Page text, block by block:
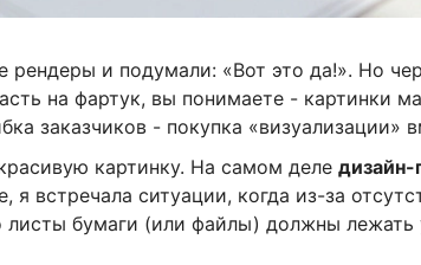
рендеры и подумали: «Вот это да!». Но
на фартук, вы понимаете - картинки
заказчиков - покупка «визуализации»
картинку. На самом деле дизайн-
я встречала ситуации, когда из-за
листы бумаги (или файлы) должны